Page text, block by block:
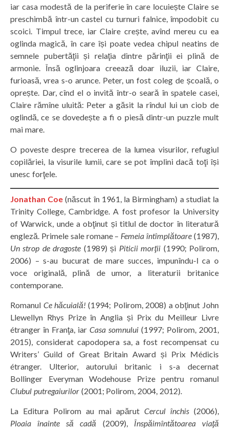
iar casa modestă de la periferie în care locuiește Claire se
preschimbă într-un castel cu turnuri falnice, împodobit cu
scoici. Timpul trece, iar Claire crește, avînd mereu cu ea
oglinda magică, în care își poate vedea chipul neatins de
semnele pubertăţii și relaţia dintre părinţii ei plină de
armonie. Însă oglinjoara creează doar iluzii, iar Claire,
furioasă, vrea s-o arunce. Peter, un fost coleg de școală, o
oprește. Dar, cînd el o invită într-o seară în spatele casei,
Claire rămîne uluită: Peter a găsit la rîndul lui un ciob de
oglindă, ce se dovedește a fi o piesă dintr-un puzzle mult
mai mare.
O poveste despre trecerea de la lumea visurilor, refugiul
copilăriei, la visurile lumii, care se pot împlini dacă toţi își
unesc forţele.
Jonathan Coe (născut în 1961, la Birmingham) a studiat la
Trinity College, Cambridge. A fost profesor la University
of Warwick, unde a obţinut și titlul de doctor în literatură
engleză. Primele sale romane – Femeia întîmplătoare (1987),
Un strop de dragoste (1989) și Piticii morţii (1990; Polirom,
2006) – s-au bucurat de mare succes, impunîndu-l ca o
voce originală, plină de umor, a literaturii britanice
contemporane.
Romanul Ce hăcuială! (1994; Polirom, 2008) a obţinut John
Llewellyn Rhys Prize în Anglia și Prix du Meilleur Livre
étranger în Franţa, iar Casa somnului (1997; Polirom, 2001,
2015), considerat capodopera sa, a fost recompensat cu
Writers’ Guild of Great Britain Award și Prix Médicis
étranger. Ulterior, autorului britanic i s-a decernat
Bollinger Everyman Wodehouse Prize pentru romanul
Clubul putregaiurilor(2001; Polirom, 2004, 2012).
La Editura Polirom au mai apărut Cercul închis(2006),
Ploaia înainte să cadă (2009), Înspăimîntătoarea viaţă